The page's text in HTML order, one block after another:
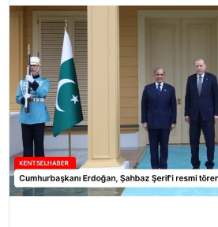
KÜLTÜR & SANAT
SPOR
SAĞLIK